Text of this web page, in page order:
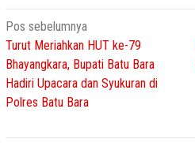
Navigasi
pos
Pos sebelumnya
Turut Meriahkan HUT ke-79
Bhayangkara, Bupati Batu Bara
Hadiri Upacara dan Syukuran di
Polres Batu Bara